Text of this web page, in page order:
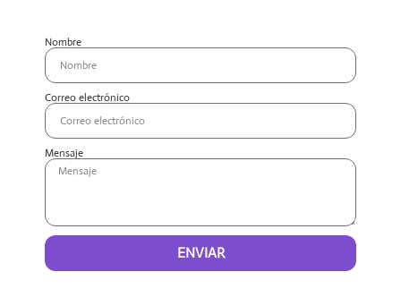
Nombre
Correo electrónico
Mensaje
ENVIAR